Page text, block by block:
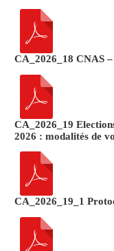
CA_2026_18 CNAS
CA_2026_19
2026 : modalités de
CA_2026_19_1